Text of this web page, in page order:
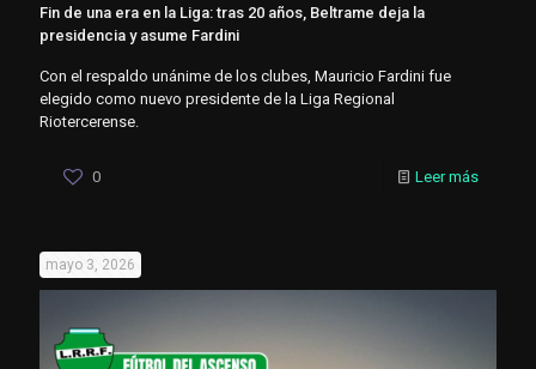
Fin de una era en la Liga: tras 20 años, Beltrame deja la
presidencia y asume Fardini
Con el respaldo unánime de los clubes, Mauricio Fardini fue
elegido como nuevo presidente de la Liga Regional
Riotercerense.
0 Leer más
mayo 3, 2026